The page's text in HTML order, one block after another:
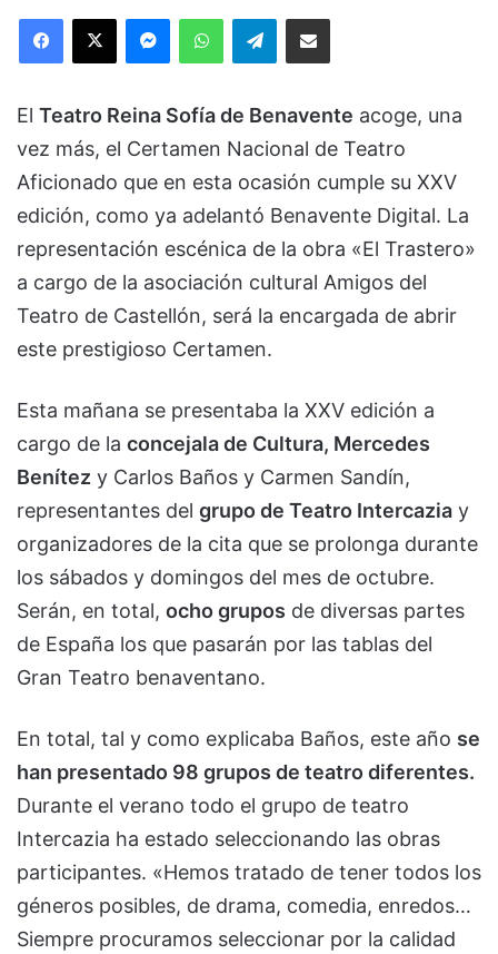
Facebook
X MessengerWhatsAppTelegramCompartir via Email
El Teatro Reina Sofía de Benavente acoge, una
vez más, el Certamen Nacional de Teatro
Aficionado que en esta ocasión cumple su XXV
edición, como ya adelantó Benavente Digital. La
representación escénica de la obra «El Trastero»
a cargo de la asociación cultural Amigos del
Teatro de Castellón, será la encargada de abrir
este prestigioso Certamen.
Esta mañana se presentaba la XXV edición a
cargo de la concejala de Cultura, Mercedes
Benítez y Carlos Baños y Carmen Sandín,
representantes del grupo de Teatro Intercazia y
organizadores de la cita que se prolonga durante
los sábados y domingos del mes de octubre.
Serán, en total, ocho grupos de diversas partes
de España los que pasarán por las tablas del
Gran Teatro benaventano.
En total, tal y como explicaba Baños, este año se
han presentado 98 grupos de teatro diferentes.
Durante el verano todo el grupo de teatro
Intercazia ha estado seleccionando las obras
participantes. «Hemos tratado de tener todos los
géneros posibles, de drama, comedia, enredos…
Siempre procuramos seleccionar por la calidad